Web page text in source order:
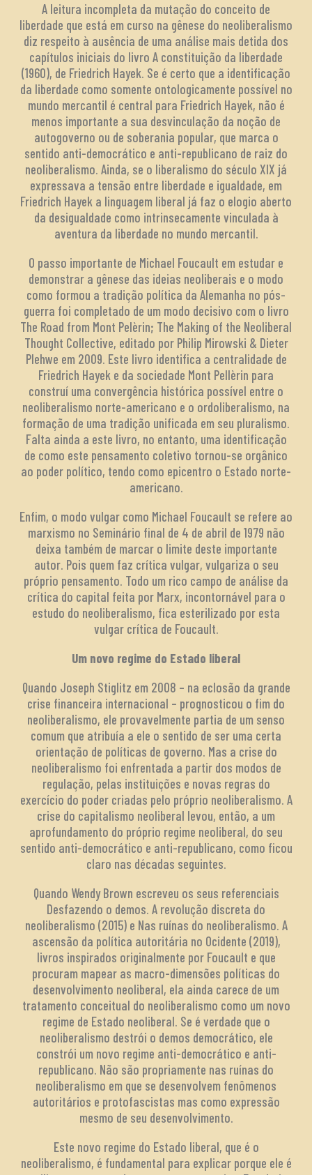
A leitura incompleta da mutação do conceito de
liberdade que está em curso na gênese do neoliberalismo
diz respeito à ausência de uma análise mais detida dos
capítulos iniciais do livro A constituição da liberdade
(1960), de Friedrich Hayek. Se é certo que a identificação
da liberdade como somente ontologicamente possível no
mundo mercantil é central para Friedrich Hayek, não é
menos importante a sua desvinculação da noção de
autogoverno ou de soberania popular, que marca o
sentido anti-democrático e anti-republicano de raiz do
neoliberalismo. Ainda, se o liberalismo do século XIX já
expressava a tensão entre liberdade e igualdade, em
Friedrich Hayek a linguagem liberal já faz o elogio aberto
da desigualdade como intrinsecamente vinculada à
aventura da liberdade no mundo mercantil.
O passo importante de Michael Foucault em estudar e
demonstrar a gênese das ideias neoliberais e o modo
como formou a tradição política da Alemanha no pós-
guerra foi completado de um modo decisivo com o livro
The Road from Mont Pelèrin; The Making of the Neoliberal
Thought Collective, editado por Philip Mirowski & Dieter
Plehwe em 2009. Este livro identifica a centralidade de
Friedrich Hayek e da sociedade Mont Pellèrin para
construí uma convergência histórica possível entre o
neoliberalismo norte-americano e o ordoliberalismo, na
formação de uma tradição unificada em seu pluralismo.
Falta ainda a este livro, no entanto, uma identificação
de como este pensamento coletivo tornou-se orgânico
ao poder político, tendo como epicentro o Estado norte-
americano.
Enfim, o modo vulgar como Michael Foucault se refere ao
marxismo no Seminário final de 4 de abril de 1979 não
deixa também de marcar o limite deste importante
autor. Pois quem faz crítica vulgar, vulgariza o seu
próprio pensamento. Todo um rico campo de análise da
crítica do capital feita por Marx, incontornável para o
estudo do neoliberalismo, fica esterilizado por esta
vulgar crítica de Foucault.
Um novo regime do Estado liberal
Quando Joseph Stiglitz em 2008 – na eclosão da grande
crise financeira internacional – prognosticou o fim do
neoliberalismo, ele provavelmente partia de um senso
comum que atribuía a ele o sentido de ser uma certa
orientação de políticas de governo. Mas a crise do
neoliberalismo foi enfrentada a partir dos modos de
regulação, pelas instituições e novas regras do
exercício do poder criadas pelo próprio neoliberalismo. A
crise do capitalismo neoliberal levou, então, a um
aprofundamento do próprio regime neoliberal, do seu
sentido anti-democrático e anti-republicano, como ficou
claro nas décadas seguintes.
Quando Wendy Brown escreveu os seus referenciais
Desfazendo o demos. A revolução discreta do
neoliberalismo (2015) e Nas ruínas do neoliberalismo. A
ascensão da política autoritária no Ocidente (2019),
livros inspirados originalmente por Foucault e que
procuram mapear as macro-dimensões políticas do
desenvolvimento neoliberal, ela ainda carece de um
tratamento conceitual do neoliberalismo como um novo
regime de Estado neoliberal. Se é verdade que o
neoliberalismo destrói o demos democrático, ele
constrói um novo regime anti-democrático e anti-
republicano. Não são propriamente nas ruínas do
neoliberalismo em que se desenvolvem fenômenos
autoritários e protofascistas mas como expressão
mesmo de seu desenvolvimento.
Este novo regime do Estado liberal, que é o
neoliberalismo, é fundamental para explicar porque ele é